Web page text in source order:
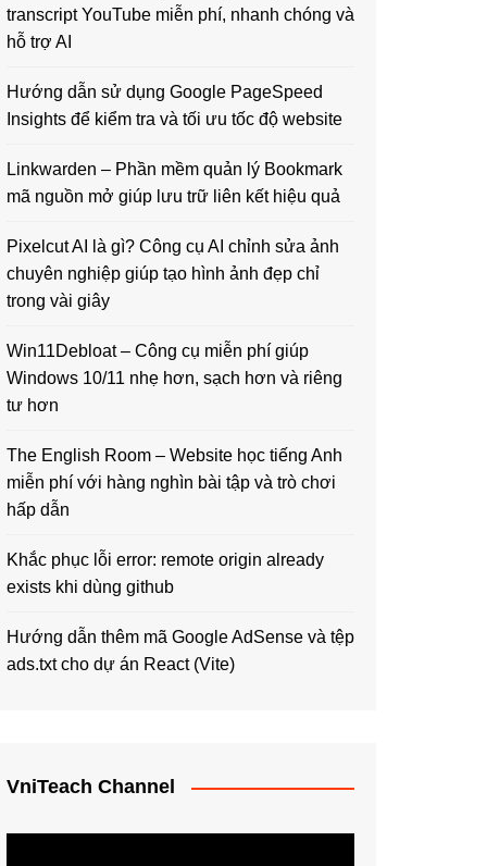
transcript YouTube miễn phí, nhanh chóng và
hỗ trợ AI
Hướng dẫn sử dụng Google PageSpeed
Insights để kiểm tra và tối ưu tốc độ website
Linkwarden – Phần mềm quản lý Bookmark
mã nguồn mở giúp lưu trữ liên kết hiệu quả
Pixelcut AI là gì? Công cụ AI chỉnh sửa ảnh
chuyên nghiệp giúp tạo hình ảnh đẹp chỉ
trong vài giây
Win11Debloat – Công cụ miễn phí giúp
Windows 10/11 nhẹ hơn, sạch hơn và riêng
tư hơn
The English Room – Website học tiếng Anh
miễn phí với hàng nghìn bài tập và trò chơi
hấp dẫn
Khắc phục lỗi error: remote origin already
exists khi dùng github
Hướng dẫn thêm mã Google AdSense và tệp
ads.txt cho dự án React (Vite)
VniTeach Channel